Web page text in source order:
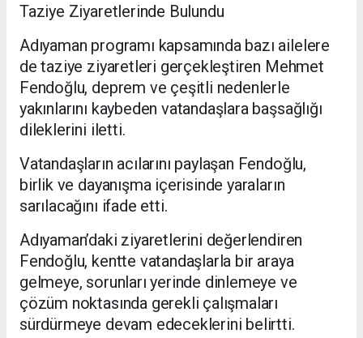
Taziye Ziyaretlerinde Bulundu
Adıyaman programı kapsamında bazı ailelere
de taziye ziyaretleri gerçekleştiren Mehmet
Fendoğlu, deprem ve çeşitli nedenlerle
yakınlarını kaybeden vatandaşlara başsağlığı
dileklerini iletti.
Vatandaşların acılarını paylaşan Fendoğlu,
birlik ve dayanışma içerisinde yaraların
sarılacağını ifade etti.
Adıyaman’daki ziyaretlerini değerlendiren
Fendoğlu, kentte vatandaşlarla bir araya
gelmeye, sorunları yerinde dinlemeye ve
çözüm noktasında gerekli çalışmaları
sürdürmeye devam edeceklerini belirtti.